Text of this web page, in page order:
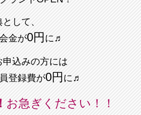
して、
金が0円 に♬
込みの方には
登録費が0円 に♬
お急ぎください！！